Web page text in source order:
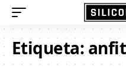
Etiqueta: